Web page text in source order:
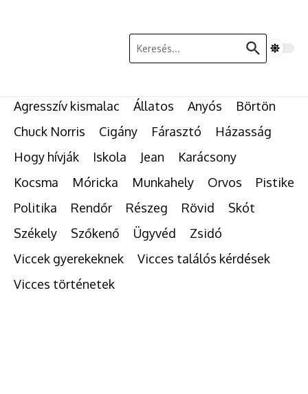
Keresés:
Agresszív kismalac Állatos Anyós
Börtön
Chuck Norris
Cigány Fárasztó
Házasság
Hogy hívják
Iskola Jean
Karácsony
Kocsma
Móricka Munkahely Orvos
Pistike
Politika
Rendőr Részeg Rövid
Skót
Székely
Szőkenő Ügyvéd
Zsidó
Viccek gyerekeknek
Vicces találós kérdések
Vicces történetek